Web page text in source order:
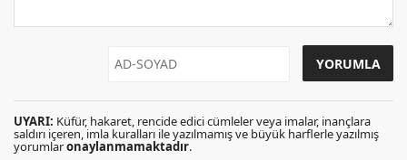
UYARI: Küfür, hakaret, rencide edici cümleler veya imalar, inançlara
saldırı içeren, imla kuralları ile yazılmamış ve büyük harflerle yazılmış
yorumlaronaylanmamaktadır.